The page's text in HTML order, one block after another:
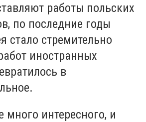
работы польских
по последние годы
стало стремительно
иностранных
в
интересного, и